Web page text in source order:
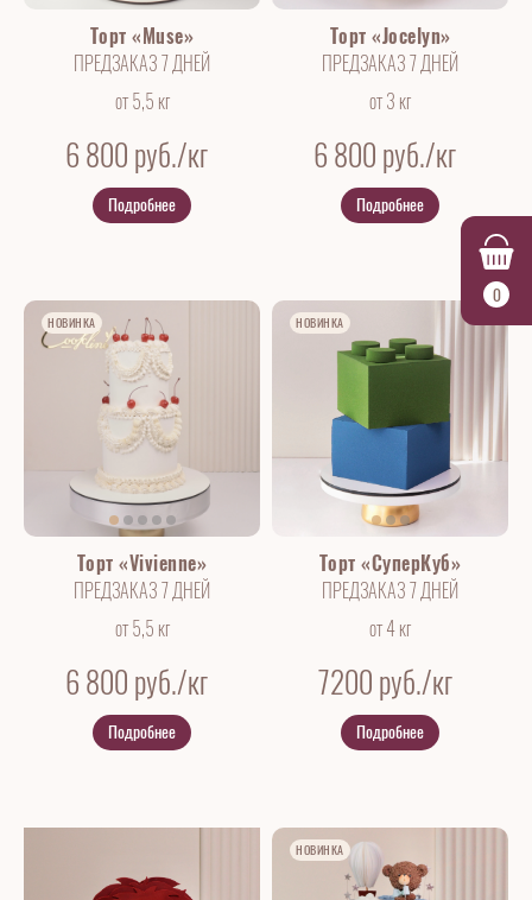
0
Торт «Muse»
ПРЕДЗАКАЗ 7 ДНЕЙ
от 5,5 кг
6 800 руб./кг
Подробнее
Торт «Jocelyn»
ПРЕДЗАКАЗ 7 ДНЕЙ
от 3 кг
6 800 руб./кг
Подробнее
НОВИНКА
Торт «Vivienne»
ПРЕДЗАКАЗ 7 ДНЕЙ
от 5,5 кг
6 800 руб./кг
Подробнее
НОВИНКА
Торт «СуперКуб»
ПРЕДЗАКАЗ 7 ДНЕЙ
от 4 кг
7200 руб./кг
Подробнее
НОВИНКА